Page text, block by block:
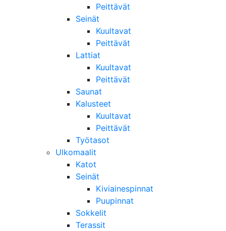
Peittävät
Seinät
Kuultavat
Peittävät
Lattiat
Kuultavat
Peittävät
Saunat
Kalusteet
Kuultavat
Peittävät
Työtasot
Ulkomaalit
Katot
Seinät
Kiviainespinnat
Puupinnat
Sokkelit
Terassit